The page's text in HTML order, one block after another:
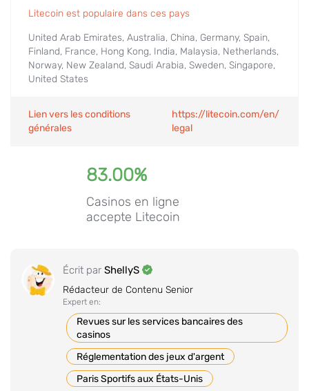
Litecoin est populaire dans ces pays
United Arab Emirates, Australia, China, Germany, Spain,
Finland, France, Hong Kong, India, Malaysia, Netherlands,
Norway, New Zealand, Saudi Arabia, Sweden, Singapore,
United States
Lien vers les conditions
générales
https://litecoin.com/en/
legal
83.00%
Casinos en ligne
accepte Litecoin
Écrit par ShellyS
Rédacteur de Contenu Senior
Expert en:
Revues sur les services bancaires des
casinos
Réglementation des jeux d'argent
Paris Sportifs aux États-Unis